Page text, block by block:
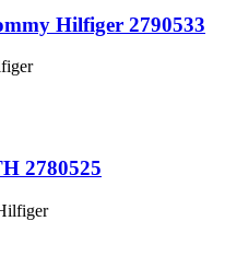
Hilfiger 2790533
2780525